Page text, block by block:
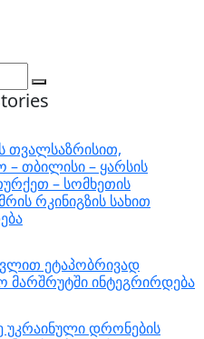
თვალსაზრისით,
– თბილისი – ყარსის
– სომხეთის
რკინიგზის სახით
ეტაპობრივად
მარშრუტში ინტეგრირდება
უკრაინული დრონების